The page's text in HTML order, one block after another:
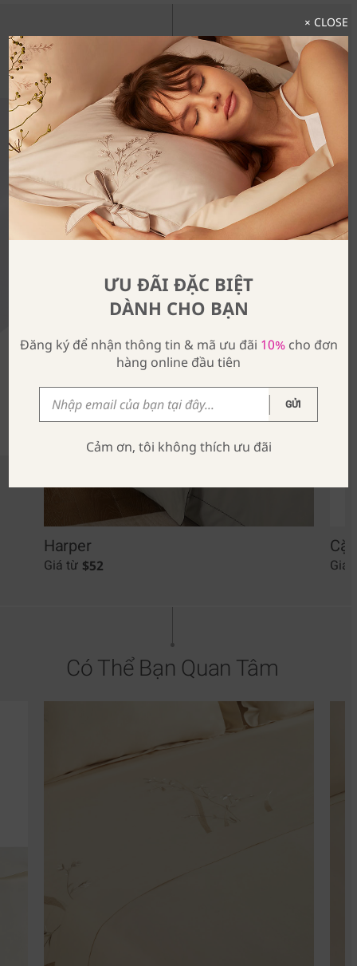
Khám Phá Trọn Bộ Sưu Tập
Harper
Giá từ $52 Giá
Có Thể Bạn Quan Tâm
ƯU ĐÃI ĐẶC BIỆT
DÀNH CHO BẠN
Đăng ký để nhận thông tin & mã ưu đãi 10%cho đơn
hàng online đầu tiên
GỬI
Cảm ơn, tôi không thích ưu đãi
× CLOSE